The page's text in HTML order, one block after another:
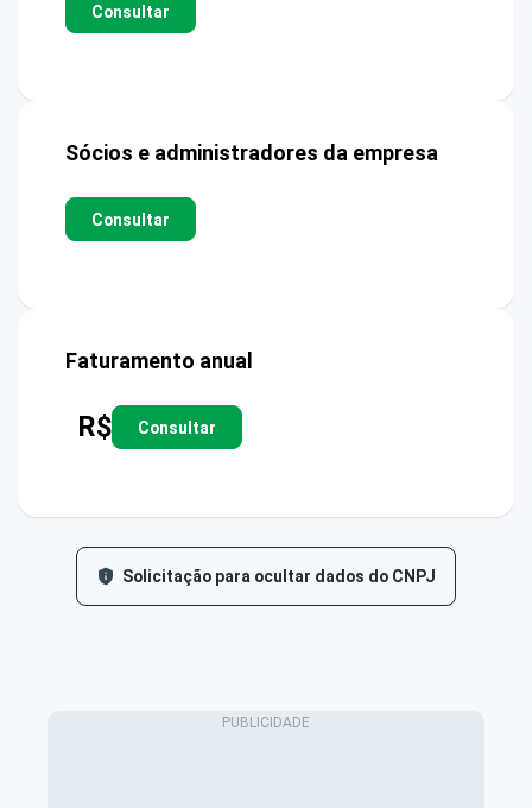
Consultar
Sócios e administradores da empresa
Consultar
Faturamento anual
R$ Consultar
Solicitação para ocultar dados do CNPJ